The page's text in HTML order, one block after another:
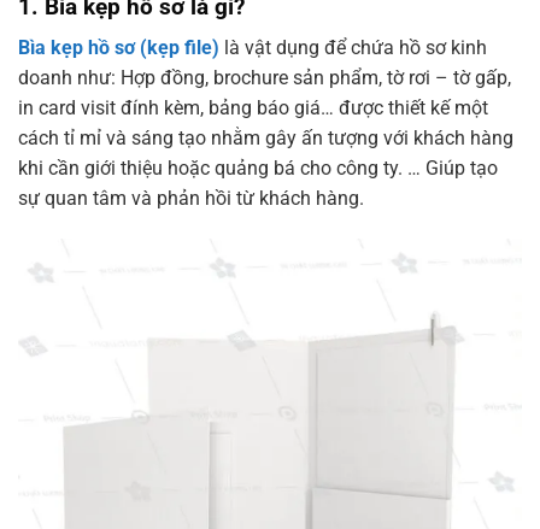
1. Bìa kẹp hồ sơ là gì?
Bìa kẹp hồ sơ (kẹp file) là vật dụng để chứa hồ sơ kinh
doanh như: Hợp đồng, brochure sản phẩm, tờ rơi – tờ gấp,
in card visit đính kèm, bảng báo giá… được thiết kế một
cách tỉ mỉ và sáng tạo nhằm gây ấn tượng với khách hàng
khi cần giới thiệu hoặc quảng bá cho công ty. … Giúp tạo
sự quan tâm và phản hồi từ khách hàng.